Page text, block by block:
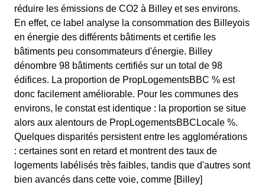
réduire les émissions de CO2 à Billey et ses environs.
En effet, ce label analyse la consommation des Billeyois
en énergie des différents bâtiments et certifie les
bâtiments peu consommateurs d'énergie. Billey
dénombre 98 bâtiments certifiés sur un total de 98
édifices. La proportion de PropLogementsBBC % est
donc facilement améliorable. Pour les communes des
environs, le constat est identique : la proportion se situe
alors aux alentours de PropLogementsBBCLocale %.
Quelques disparités persistent entre les agglomérations
: certaines sont en retard et montrent des taux de
logements labélisés très faibles, tandis que d'autres sont
bien avancés dans cette voie, comme [Billey]